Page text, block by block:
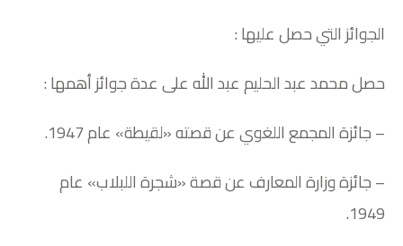
الجوائز التي حصل عليها :
حصل محمد عبد الحليم عبد الله على عدة جوائز أهمها :
– جائزة المجمع اللغوي عن قصته «لقيطة» عام 1947.
– جائزة وزارة المعارف عن قصة «شجرة اللبلاب» عام
1949.